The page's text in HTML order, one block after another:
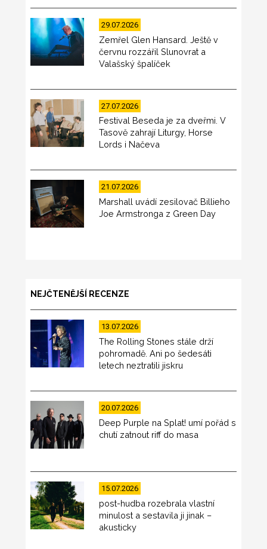
29.07.2026
Zemřel Glen Hansard. Ještě v
červnu rozzářil Slunovrat a
Valašský špalíček
27.07.2026
Festival Beseda je za dveřmi. V
Tasově zahrají Liturgy, Horse
Lords i Načeva
21.07.2026
Marshall uvádí zesilovač Billieho
Joe Armstronga z Green Day
NEJČTENĚJŠÍ RECENZE
13.07.2026
The Rolling Stones stále drží
pohromadě. Ani po šedesáti
letech neztratili jiskru
20.07.2026
Deep Purple na Splat! umí pořád s
chutí zatnout riff do masa
15.07.2026
post-hudba rozebrala vlastní
minulost a sestavila ji jinak –
akusticky